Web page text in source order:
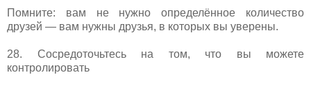
Помните: вам не нужно определённое количество
друзей — вам нужны друзья, в которых вы уверены.
28. Сосредоточьтесь на том, что вы можете
контролировать